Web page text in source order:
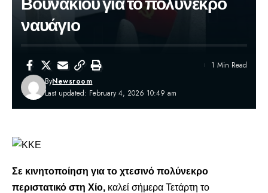
ναυάγιο
Last updated: February 4, 2026 10:49 am
ByNewsroom
1 Min Read
Σε κινητοποίηση για το χτεσινό πολύνεκρο
περιστατικό στη Χίο, καλεί σήμερα Τετάρτη το